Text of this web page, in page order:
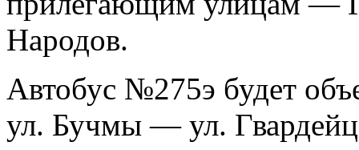
Народов.
Автобус №275э будет
ул. Бучмы — ул.